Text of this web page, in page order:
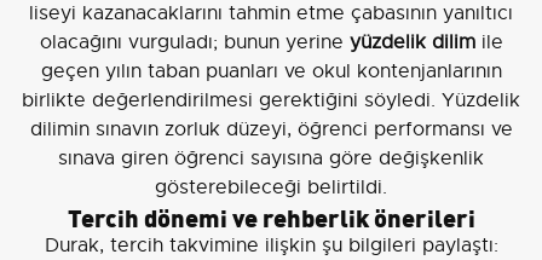
liseyi kazanacaklarını tahmin etme çabasının yanıltıcı
olacağını vurguladı; bunun yerine yüzdelik dilimile
geçen yılın taban puanları ve okul kontenjanlarının
birlikte değerlendirilmesi gerektiğini söyledi. Yüzdelik
dilimin sınavın zorluk düzeyi, öğrenci performansı ve
sınava giren öğrenci sayısına göre değişkenlik
gösterebileceği belirtildi.
Tercih dönemi ve rehberlik önerileri
Durak, tercih takvimine ilişkin şu bilgileri paylaştı: